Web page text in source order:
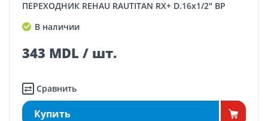
ПЕРЕХОДНИК REHAU RAUTITAN RX+ D.16x1/2" ВР
В наличии
343 MDL / шт.
Сравнить
Купить